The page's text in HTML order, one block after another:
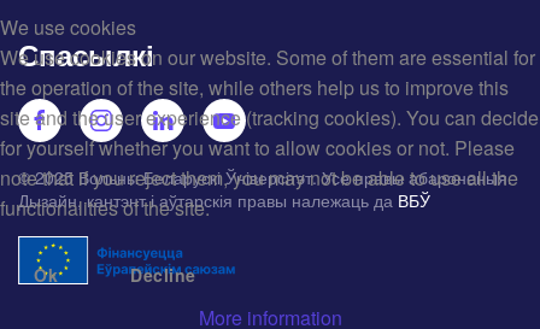
Спасылкі
© 2025 Вольны Беларускі Ўніверсітэт. Усе правы абароненыя.
Дызайн, кантэнт і аўтарскія правы належаць да ВБЎ
We use cookies
We use cookies on our website. Some of them are essential for
the operation of the site, while others help us to improve this
site and the user experience (tracking cookies). You can decide
for yourself whether you want to allow cookies or not. Please
note that if you reject them, you may not be able to use all the
functionalities of the site.
Ok Decline
More information